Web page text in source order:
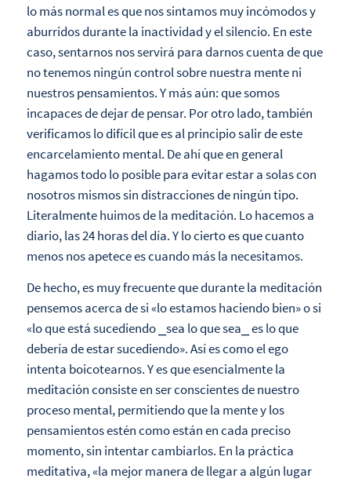
lo más normal es que nos sintamos muy incómodos y
aburridos durante la inactividad y el silencio. En este
caso, sentarnos nos servirá para darnos cuenta de que
no tenemos ningún control sobre nuestra mente ni
nuestros pensamientos. Y más aún: que somos
incapaces de dejar de pensar. Por otro lado, también
verificamos lo difícil que es al principio salir de este
encarcelamiento mental. De ahí que en general
hagamos todo lo posible para evitar estar a solas con
nosotros mismos sin distracciones de ningún tipo.
Literalmente huimos de la meditación. Lo hacemos a
diario, las 24 horas del día. Y lo cierto es que cuanto
menos nos apetece es cuando más la necesitamos.
De hecho, es muy frecuente que durante la meditación
pensemos acerca de si «lo estamos haciendo bien» o si
«lo que está sucediendo ⎯sea lo que sea⎯ es lo que
debería de estar sucediendo». Así es como el ego
intenta boicotearnos. Y es que esencialmente la
meditación consiste en ser conscientes de nuestro
proceso mental, permitiendo que la mente y los
pensamientos estén como están en cada preciso
momento, sin intentar cambiarlos. En la práctica
meditativa, «la mejor manera de llegar a algún lugar